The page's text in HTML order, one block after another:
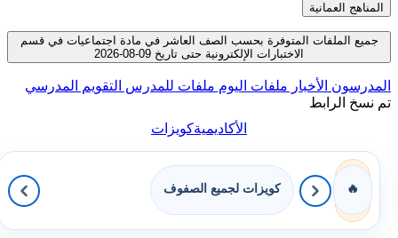
المناهج العمانية
جميع الملفات المتوفرة بحسب الصف العاشر في مادة اجتماعيات في قسم
الاختبارات الإلكترونية حتى تاريخ 09-08-2026
المدرسون الأخبار ملفات اليوم ملفات للمدرس التقويم المدرسي
تم نسخ الرابط
الأكاديميةكويزات
🔥 كويزات لجميع الصفوف